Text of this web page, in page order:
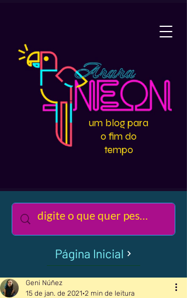
um blog para
o fim do
tempo
Página Inicial
Geni Núñez
15 de jan. de 2021 2 min de leitura